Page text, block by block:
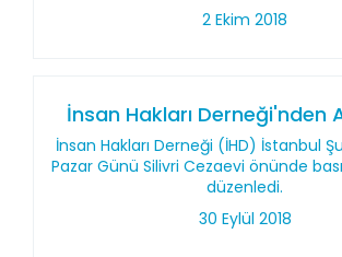
2 Ekim 2018
İnsan Hakları Derneği'nden
İnsan Hakları Derneği (İHD) İstanbul
Pazar Günü Silivri Cezaevi önünde
düzenledi.
30 Eylül 2018